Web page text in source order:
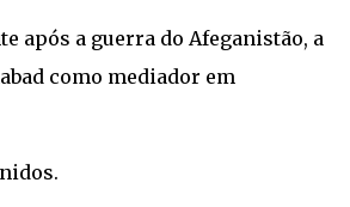
após a guerra do Afeganistão, a
como mediador em